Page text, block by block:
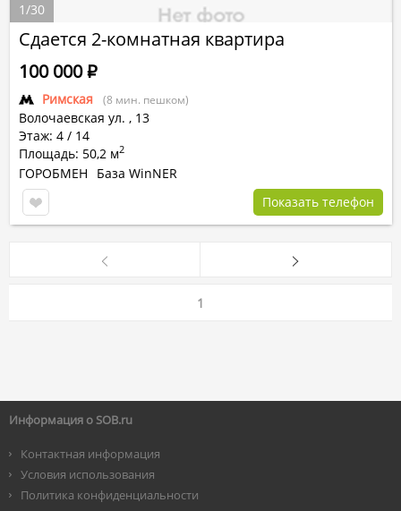
Сдается 2-комнатная квартира
Римская (8 мин. пешком)
Волочаевская ул. , 13
Этаж: 4 / 14
Площадь: 50,2 м2
100 000Р
ГОРОБМЕН
База WinNER
Показать телефон
1/30
1
Информация о SOB.ru
Контактная информация
Условия использования
Политика конфиденциальности